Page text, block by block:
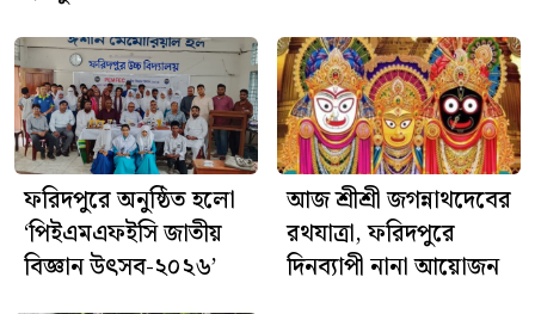
প্রক্রিয়াধীন রয়েছে।
ফরিদপুরে অনুষ্ঠিত হলো
‘পিইএমএফইসি জাতীয়
বিজ্ঞান উৎসব-২০২৬’
আজ শ্রীশ্রী জগন্নাথদেবের
রথযাত্রা, ফরিদপুরে
দিনব্যাপী নানা আয়োজন